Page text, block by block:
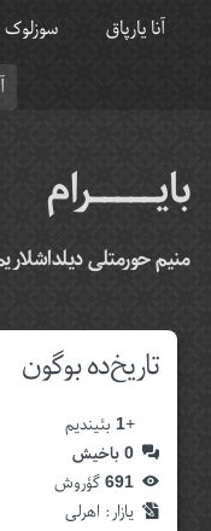
آنا یارپاق سوزلوک
بایـــــرام
منیم حورمتلی
تاریخ‌ده بوگون
+
1بئیندیم
0باخیش
691گؤروش
یازار:‌ اهرلی